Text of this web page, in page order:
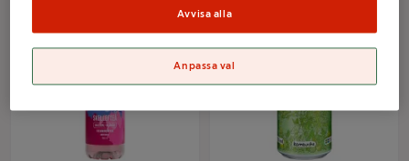
Avvisa alla
Anpassa val